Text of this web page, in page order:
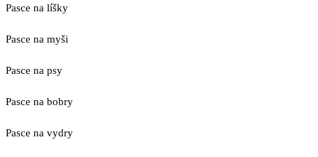
Pasce na líšky
Pasce na myši
Pasce na psy
Pasce na bobry
Pasce na vydry